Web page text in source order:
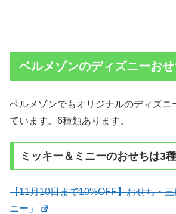
ベルメゾンのディズニーおせ
ベルメゾンでもオリジナルのディズニ
ています。6種類あります。
ミッキー＆ミニーのおせちは3
【11月10日まで10%OFF】おせち・
ニー」